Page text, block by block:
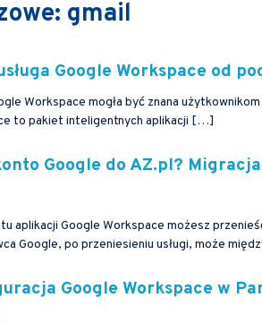
gmail
Google Workspace od
Workspace mogła być znana
to pakiet inteligentnych aplikacji […]
Google do AZ.pl?
aplikacji Google Workspace możesz
Google, po przeniesieniu usługi, może
Google Workspace w